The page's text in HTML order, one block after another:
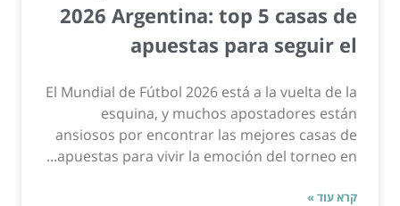
2026 Argentina: top 5 casas de
apuestas para seguir el
El Mundial de Fútbol 2026 está a la vuelta de la
esquina, y muchos apostadores están
ansiosos por encontrar las mejores casas de
apuestas para vivir la emoción del torneo en...
קרא עוד »